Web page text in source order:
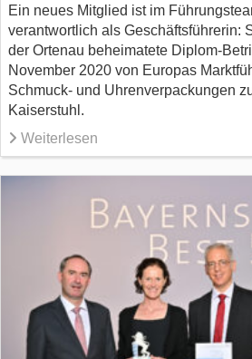
Ein neues Mitglied ist im
verantwortlich als Geschäftsführerin:
der Ortenau beheimatete Diplom-
November 2020 von Europas
Schmuck- und Uhrenverpackungen
Kaiserstuhl.
Weiterlesen